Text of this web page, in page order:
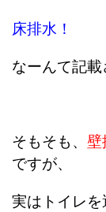
床排水！
なーんて記載
そもそも、 壁
ですが、
実はトイレ